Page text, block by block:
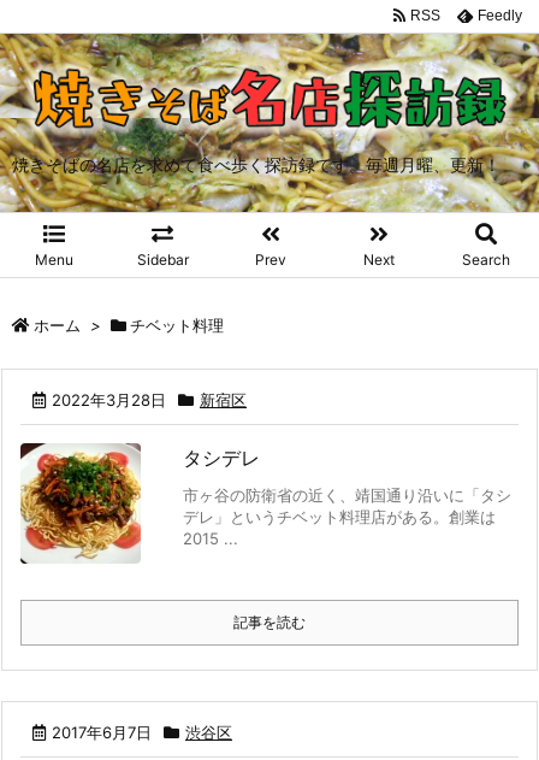
焼きそばの名店を求めて食べ歩く探訪録です。毎週月曜、更新！
Menu Sidebar Prev Next Search
RSS Feedly
ホーム > チベット料理
2022年3月28日 新宿区
タシデレ
市ヶ谷の防衛省の近く、靖国通り沿いに「タシ
デレ」というチベット料理店がある。創業は
2015 ...
記事を読む
2017年6月7日 渋谷区